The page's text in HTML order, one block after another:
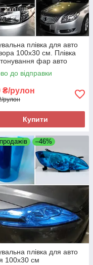
плівка для авто
100х30 см. Плівка
фар авто
до відправки
₴/рулон
рулон
Купити
–46%
плівка для авто
100х30 см